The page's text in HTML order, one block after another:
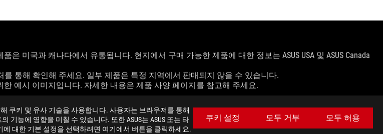
해 쿠키 및 유사 기술을 사용합니다. 사용자는 브라우저를 통해
기능에 영향을 미칠 수 있습니다. 또한 ASUS는 ASUS 또는 타
대한 기본 설정을 선택하려면 여기에서 버튼을 클릭하세요.
쿠키 설정 모두 거부 모두 허용
은 미국과 캐나다에서 유통됩니다. 현지에서 구매 가능한 제품에 대한 정보는 ASUS USA 및 ASUS Canada
통해 확인해 주세요. 일부 제품은 특정 지역에서 판매되지 않을 수 있습니다.
예시 이미지입니다. 자세한 내용은 제품 사양 페이지를 참고해 주세요.
다.
환경에서는 차이가 있을 수 있습니다.
의 처리 성능, 파일 특성, 시스템 구성 및 사용 환경에 따라 달라질 수 있습니다.